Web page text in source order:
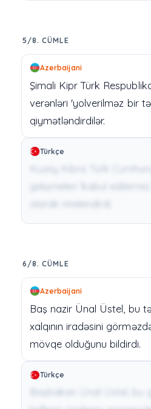
5/8. CÜMLE
Azerbaijani
Şimali Kipr Türk
verənləri 'yolverilməz bir
qiymətləndirdilər.
Türkçe
6/8. CÜMLE
Azerbaijani
Baş nazir Ünal Üstel, bu
xalqının iradəsini
mövqe olduğunu bildirdi.
Türkçe